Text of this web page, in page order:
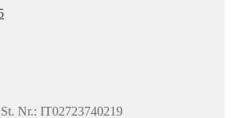
Nr.: IT02723740219